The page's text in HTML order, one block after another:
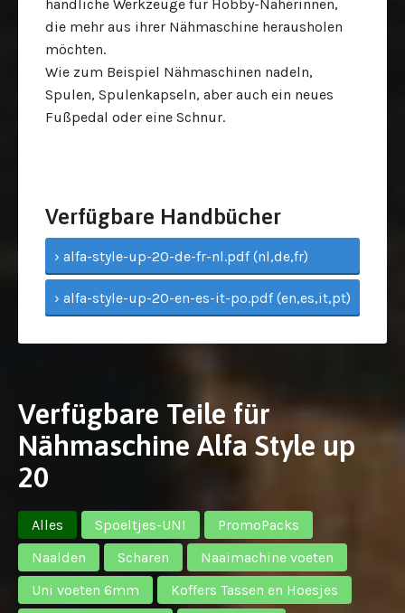
handliche Werkzeuge für Hobby-Näherinnen,
die mehr aus ihrer Nähmaschine herausholen
möchten.
Wie zum Beispiel Nähmaschinen nadeln,
Spulen, Spulenkapseln, aber auch ein neues
Fußpedal oder eine Schnur.
Verfügbare Handbücher
› alfa-style-up-20-de-fr-nl.pdf (nl,de,fr)
› alfa-style-up-20-en-es-it-po.pdf (en,es,it,pt)
Verfügbare Teile für
Nähmaschine Alfa Style up
20
Alles Spoeltjes-UNI
PromoPacks
Naalden
Scharen
Naaimachine voeten
Uni voeten 6mm
Koffers Tassen en Hoesjes